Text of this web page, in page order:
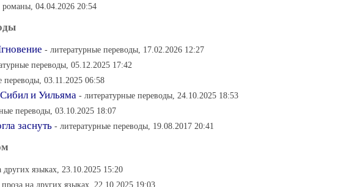
романы, 04.04.2026 20:54
- литературные переводы, 17.02.2026 12:27
переводы, 05.12.2025 17:42
переводы, 03.11.2025 06:58
и Уильяма - литературные переводы, 24.10.2025 18:53
переводы, 03.10.2025 18:07
заснуть - литературные переводы, 19.08.2017 20:41
других языках, 23.10.2025 15:20
на других языках, 22.10.2025 19:03